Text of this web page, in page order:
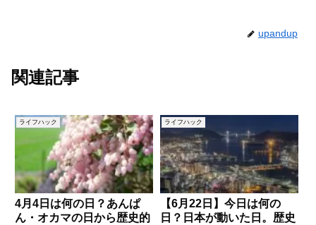
upandup
関連記事
ライフハック
4月4日は何の日？あんぱ
ん・オカマの日から歴史的
ライフハック
【6月22日】今日は何の
日？日本が動いた日。歴史